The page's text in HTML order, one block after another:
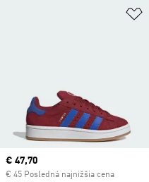
Current price
€ 47,70
€ 45 Posledná najnižšia cena